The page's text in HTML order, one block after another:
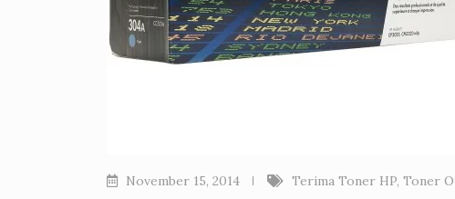
November 15, 2014 Terima Toner HP, Toner